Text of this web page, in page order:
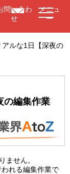
問い合わ
せ
メニュ
ー
ルな1日【深夜の
の編集作業
ません。
れる編集作業で